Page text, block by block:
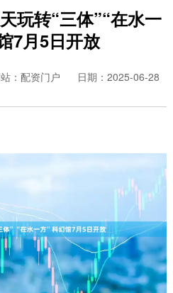
玩转“三体”“在水一
7月5日开放
：配资门户
日期：2025-06-28